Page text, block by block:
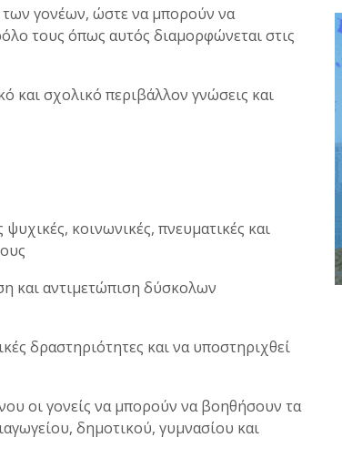
γονέων, ώστε να μπορούν να
τους όπως αυτός διαμορφώνεται στις
και σχολικό περιβάλλον γνώσεις και
κοινωνικές, πνευματικές και
και αντιμετώπιση δύσκολων
δραστηριότητες και να υποστηριχθεί
οι γονείς να μπορούν να βοηθήσουν τα
δημοτικού, γυμνασίου και